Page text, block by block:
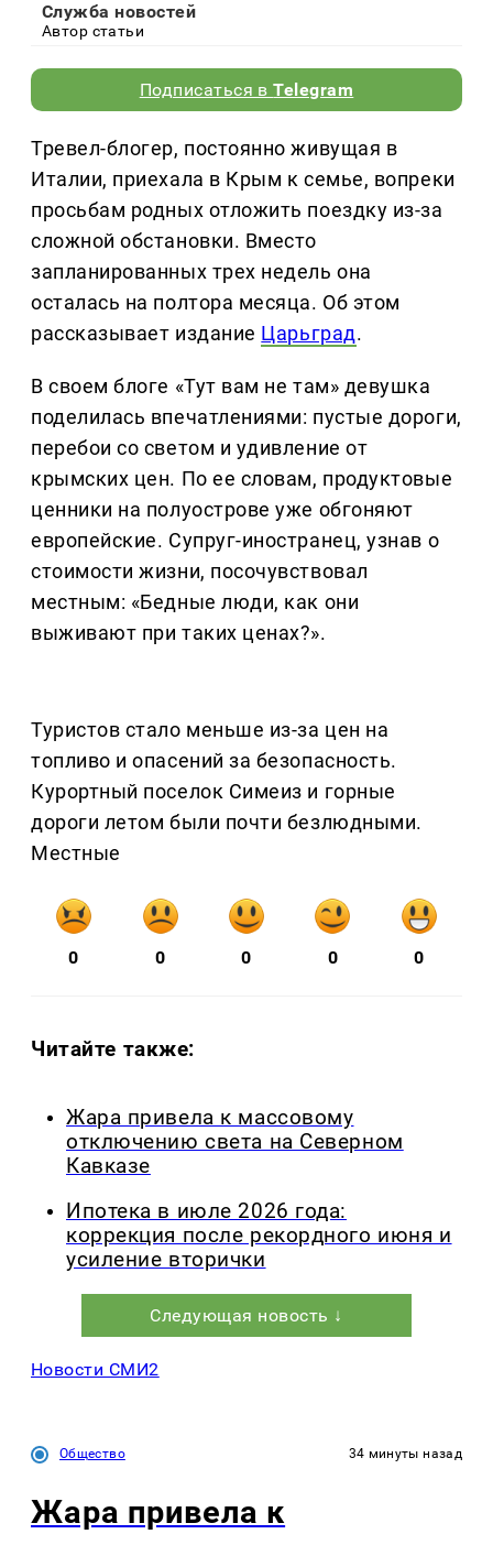
Служба новостей
Автор статьи
Подписаться вTelegram
Тревел-блогер, постоянно живущая в
Италии, приехала в Крым к семье, вопреки
просьбам родных отложить поездку из-за
сложной обстановки. Вместо
запланированных трех недель она
осталась на полтора месяца. Об этом
рассказывает издание Царьград.
В своем блоге «Тут вам не там» девушка
поделилась впечатлениями: пустые дороги,
перебои со светом и удивление от
крымских цен. По ее словам, продуктовые
ценники на полуострове уже обгоняют
европейские. Супруг-иностранец, узнав о
стоимости жизни, посочувствовал
местным: «Бедные люди, как они
выживают при таких ценах?».
Туристов стало меньше из-за цен на
топливо и опасений за безопасность.
Курортный поселок Симеиз и горные
дороги летом были почти безлюдными.
Местные
0 0 0 0 0
Читайте также:
Жара привела к массовому
отключению света на Северном
Кавказе
Ипотека в июле 2026 года:
коррекция после рекордного июня и
усиление вторички
Следующая новость ↓
Новости СМИ2
Общество 34 минуты назад
Жара привела к